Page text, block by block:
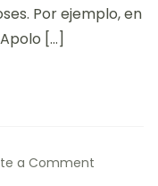
y
Por ejemplo, en
[…]
a Comment